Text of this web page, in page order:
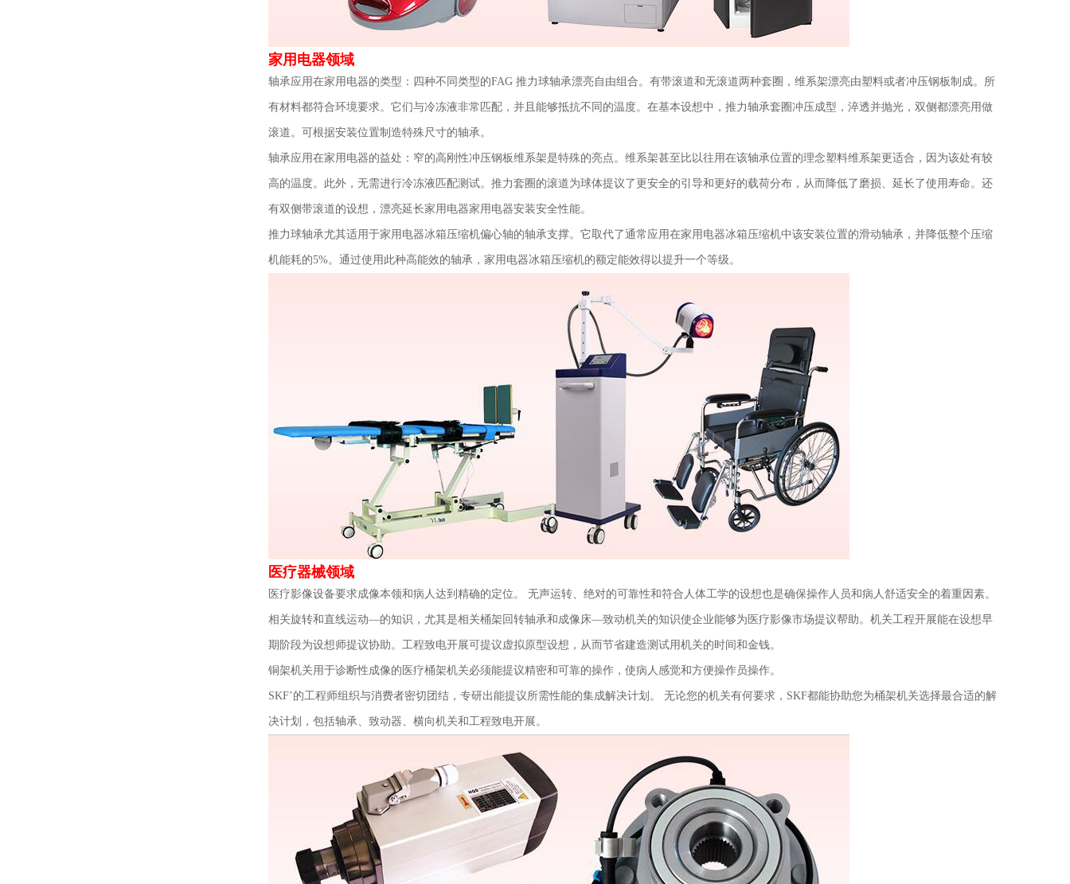
家用电器领域
轴承应用在家用电器的类型：四种不同类型的FAG 推力球轴承漂亮自由组合。有带滚道和无滚道两种套圈，维系架漂亮由塑料或者冲压钢板制成。所
有材料都符合环境要求。它们与冷冻液非常匹配，并且能够抵抗不同的温度。在基本设想中，推力轴承套圈冲压成型，淬透并抛光，双侧都漂亮用做
滚道。可根据安装位置制造特殊尺寸的轴承。
轴承应用在家用电器的益处：窄的高刚性冲压钢板维系架是特殊的亮点。维系架甚至比以往用在该轴承位置的理念塑料维系架更适合，因为该处有较
高的温度。此外，无需进行冷冻液匹配测试。推力套圈的滚道为球体提议了更安全的引导和更好的载荷分布，从而降低了磨损、延长了使用寿命。还
有双侧带滚道的设想，漂亮延长家用电器家用电器安装安全性能。
推力球轴承尤其适用于家用电器冰箱压缩机偏心轴的轴承支撑。它取代了通常应用在家用电器冰箱压缩机中该安装位置的滑动轴承，并降低整个压缩
机能耗的5%。通过使用此种高能效的轴承，家用电器冰箱压缩机的额定能效得以提升一个等级。
医疗器械领域
医疗影像设备要求成像本领和病人达到精确的定位。 无声运转、绝对的可靠性和符合人体工学的设想也是确保操作人员和病人舒适安全的着重因素。
相关旋转和直线运动—的知识，尤其是相关桶架回转轴承和成像床—致动机关的知识使企业能够为医疗影像市场提议帮助。机关工程开展能在设想早
期阶段为设想师提议协助。工程致电开展可提议虚拟原型设想，从而节省建造测试用机关的时间和金钱。
铜架机关用于诊断性成像的医疗桶架机关必须能提议精密和可靠的操作，使病人感觉和方便操作员操作。
SKF’的工程师组织与消费者密切团结，专研出能提议所需性能的集成解决计划。 无论您的机关有何要求，SKF都能协助您为桶架机关选择最合适的解
决计划，包括轴承、致动器、横向机关和工程致电开展。